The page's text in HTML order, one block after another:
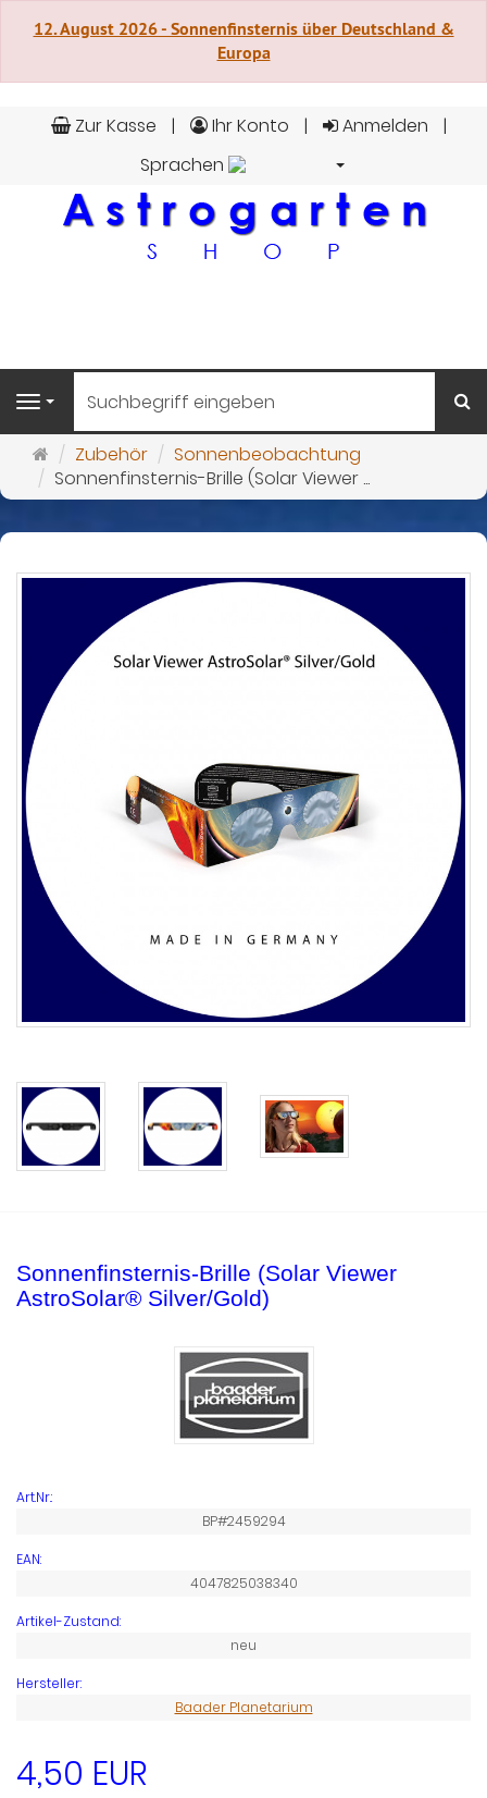
12. August 2026 - Sonnenfinsternis über Deutschland &
Europa
Zur Kasse Ihr Konto
Anmelden
Sprachen
Deutsch
Navigation
Startseite
Zubehör
Sonnenbeobachtung
Sonnenfinsternis-Brille (Solar Viewer ...
Sonnenfinsternis-Brille (Solar Viewer
AstroSolar® Silver/Gold)
Art.Nr.:
BP#2459294
EAN:
4047825038340
Artikel-Zustand:
neu
Hersteller:
Baader Planetarium
4,50 EUR